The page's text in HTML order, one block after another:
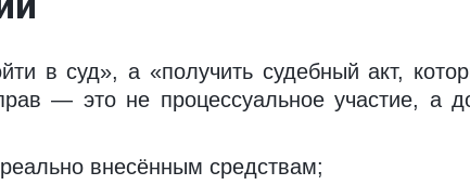
в суд», а «получить судебный акт,
— это не процессуальное участие, а
внесённым средствам;